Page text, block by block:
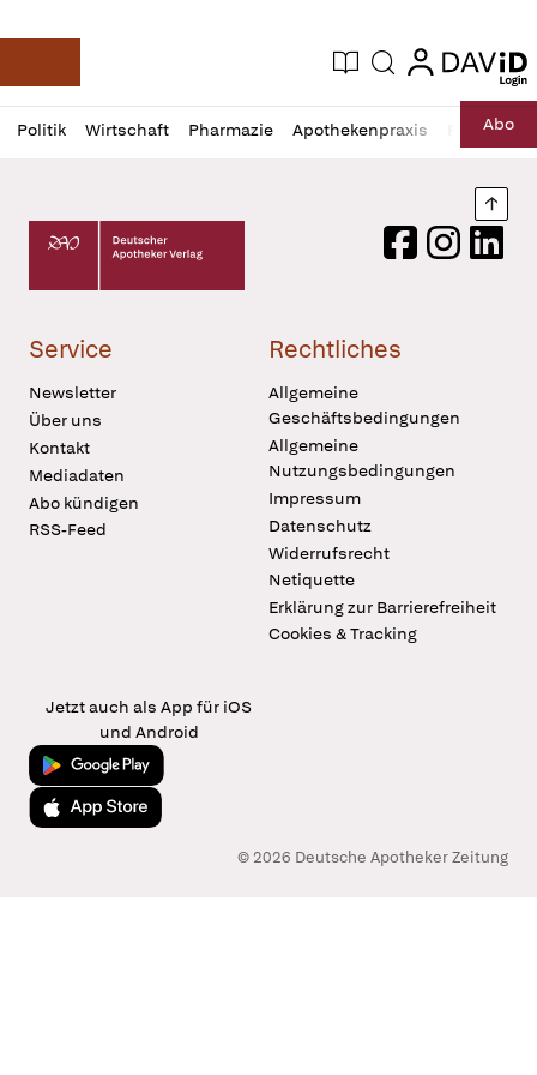
Deutsche Apotheker Zeitung
Aktuelle Ausgabe
Suche login
login
Politik Wirtschaft Pharmazie Apothekenpraxis RechtAbo
Profil
öffnen
Daz
Pur
Deutscher Apotheker Verlag Logo
FacebookInstagram
Service
Newsletter
Über uns
Kontakt
Mediadaten
Abo kündigen
RSS-Feed
Rechtliches
Allgemeine
Geschäftsbedingungen
Allgemeine
Nutzungsbedingungen
Impressum
Datenschutz
Widerrufsrecht
Netiquette
Erklärung zur Barrierefreiheit
Cookies & Tracking
Jetzt auch als App für iOS
und Android
Jetzt bei Google Play
Laden im App Store
© 2026 Deutsche Apotheker Zeitung